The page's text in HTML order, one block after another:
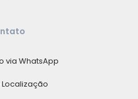
via WhatsApp